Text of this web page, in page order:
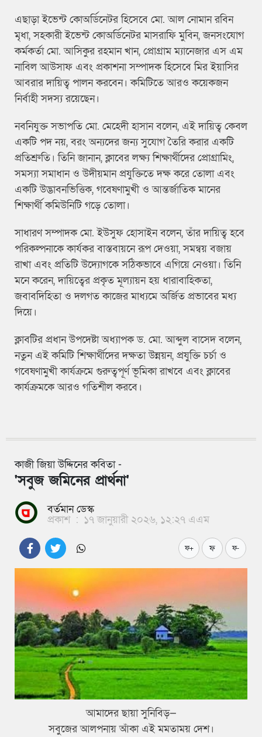
এছাড়া ইভেন্ট কোঅর্ডিনেটর হিসেবে মো. আল নোমান রবিন
মৃধা, সহকারী ইভেন্ট কোঅর্ডিনেটর মাসরাফি মুবিন, জনসংযোগ
কর্মকর্তা মো. আসিকুর রহমান খান, প্রোগ্রাম ম্যানেজার এস এম
নাবিল আউসাফ এবং প্রকাশনা সম্পাদক হিসেবে মির ইয়াসির
আবরার দায়িত্ব পালন করবেন। কমিটিতে আরও কয়েকজন
নির্বাহী সদস্য রয়েছেন।
নবনিযুক্ত সভাপতি মো. মেহেদী হাসান বলেন, এই দায়িত্ব কেবল
একটি পদ নয়, বরং অন্যদের জন্য সুযোগ তৈরি করার একটি
প্রতিশ্রুতি। তিনি জানান, ক্লাবের লক্ষ্য শিক্ষার্থীদের প্রোগ্রামিং,
সমস্যা সমাধান ও উদীয়মান প্রযুক্তিতে দক্ষ করে তোলা এবং
একটি উদ্ভাবনভিত্তিক, গবেষণামুখী ও আন্তর্জাতিক মানের
শিক্ষার্থী কমিউনিটি গড়ে তোলা।
সাধারণ সম্পাদক মো. ইউসুফ হোসাইন বলেন, তাঁর দায়িত্ব হবে
পরিকল্পনাকে কার্যকর বাস্তবায়নে রূপ দেওয়া, সমন্বয় বজায়
রাখা এবং প্রতিটি উদ্যোগকে সঠিকভাবে এগিয়ে নেওয়া। তিনি
মনে করেন, দায়িত্বের প্রকৃত মূল্যায়ন হয় ধারাবাহিকতা,
জবাবদিহিতা ও দলগত কাজের মাধ্যমে অর্জিত প্রভাবের মধ্য
দিয়ে।
ক্লাবটির প্রধান উপদেষ্টা অধ্যাপক ড. মো. আব্দুল বাসেদ বলেন,
নতুন এই কমিটি শিক্ষার্থীদের দক্ষতা উন্নয়ন, প্রযুক্তি চর্চা ও
গবেষণামুখী কার্যক্রমে গুরুত্বপূর্ণ ভূমিকা রাখবে এবং ক্লাবের
কার্যক্রমকে আরও গতিশীল করবে।
কাজী জিয়া উদ্দিনের কবিতা -
'সবুজ জমিনের প্রার্থনা'
বর্তমান ডেস্ক
প্রকাশ : ১৭ জানুয়ারী ২০২৬, ১২:২৭ এএম
ফ+ ফ ফ-
আমাদের ছায়া সুনিবিড়—
সবুজের আলপনায় আঁকা এই মমতাময় দেশ।